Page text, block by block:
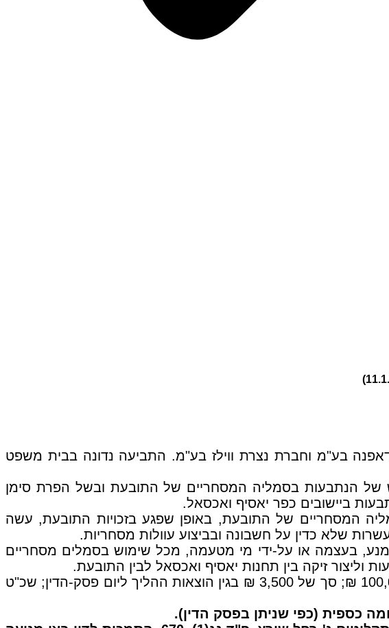
בע"מ וחברת נצרת ווילז בע"מ. התביעה נדונה בבית משפט
של הנתבעות בסמליה המסחריים של התובעת ובשל הפרת סימן
ביישובים כפר יאסיף ואכסאל.
המסחריים של התובעת, באופן שפגע בזכויות התובעת, עשה
שלא כדין על חשבונה ובביצוע עוולות מסחריות.
בעצמה או על-ידי מי מטעמה, מכל שימוש בסמלים מסחריים
זיקה בין תחנות יאסיף ואכסאל לבין התובעת.
בנוסף נפסק כי כל אחת מהנתבעות תשלם לתובעת את הסכומים שלהלן: פיצוי בסך של 100,000 ₪; סך של 3,500 ₪ בגין הוצאות ההליך ליום פסק-הדין; שכ"ט
כספית (כפי שניתן בפסק הדין).